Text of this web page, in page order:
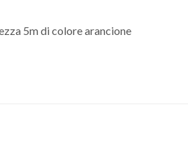
5m di colore arancione